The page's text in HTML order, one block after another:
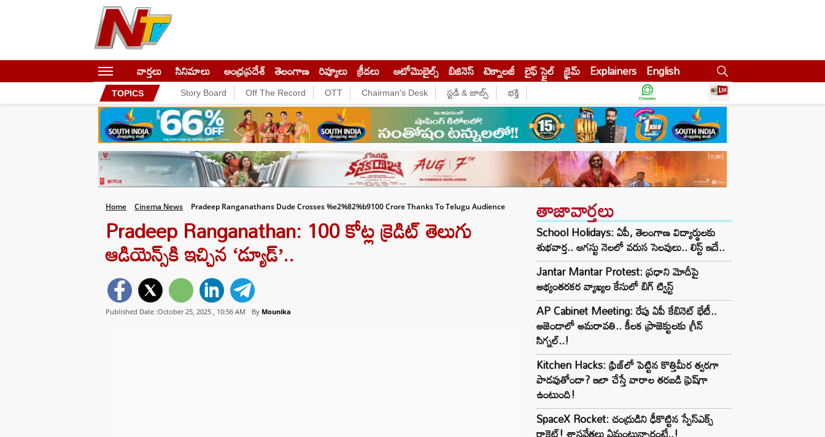
వార్తలు సినిమాలు ఆంధ్రప్రదేశ్ తెలంగాణ రివ్యూలు క్రీడలు ఆటోమొబైల్స్ బిజినెస్‌ టెక్నాలజీ లైఫ్ స్టైల్ క్రైమ్ Explainers English
TOPICS Story Board Off The Record OTT Chairman's Desk స్టడీ & జాబ్స్ భక్తి
Home Cinema News Pradeep Ranganathans Dude Crosses %e2%82%b9100 Crore Thanks To Telugu Audience
Pradeep Ranganathan: 100 కోట్ల క్రెడిట్ తెలుగు
ఆడియెన్స్‌కి ఇచ్చిన ‘డ్యూడ్’..
Published Date :October 25, 2025 , 10:56 AM By Mounika
తాజావార్తలు
School Holidays: ఏపీ, తెలంగాణ విద్యార్థులకు
శుభవార్త.. ఆగస్టు నెలలో వరుస సెలవులు.. లిస్ట్ ఇదే..
Jantar Mantar Protest: ప్రధాని మోదీపై
అభ్యంతరకర వ్యాఖ్యల కేసులో బిగ్ ట్విస్ట్
AP Cabinet Meeting: రేపు ఏపీ కేబినెట్ భేటీ..
అజెండాలో అమరావతి.. కీలక ప్రాజెక్టులకు గ్రీన్
సిగ్నల్..!
Kitchen Hacks: ఫ్రిజ్‌లో పెట్టిన కొత్తిమీర త్వరగా
పాడవుతోందా? ఇలా చేస్తే వారాల తరబడి ఫ్రెష్‌గా
ఉంటుంది!
SpaceX Rocket: చంద్రుడిని ఢీకొట్టిన స్పేస్‌ఎక్స్